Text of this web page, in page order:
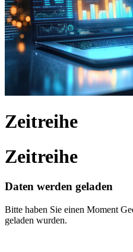
Zeitreihe
Zeitreihe
Daten werden geladen
Bitte haben Sie einen Moment
geladen wurden.